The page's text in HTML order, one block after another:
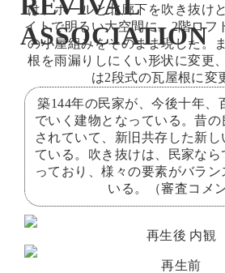
は、ホールと北廊下を吹き抜け
イトで明るい大空間に。2階ロフ
の小屋組みをそのまま現した。
根を雨漏りしにくい形状に変更
は2段式の瓦屋根に変
築144年の民家が、今後十年、
でいく建物となっている。昔
されていて、新旧共存した新
ている。吹き抜けは、民家な
っており、様々の要素がバラ
いる。（審査コメ
再生後 内観
再生前